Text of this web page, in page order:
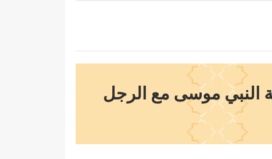
النبي موسى مع الرجل